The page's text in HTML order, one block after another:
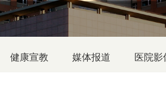
健康宣教 媒体报道 医院影